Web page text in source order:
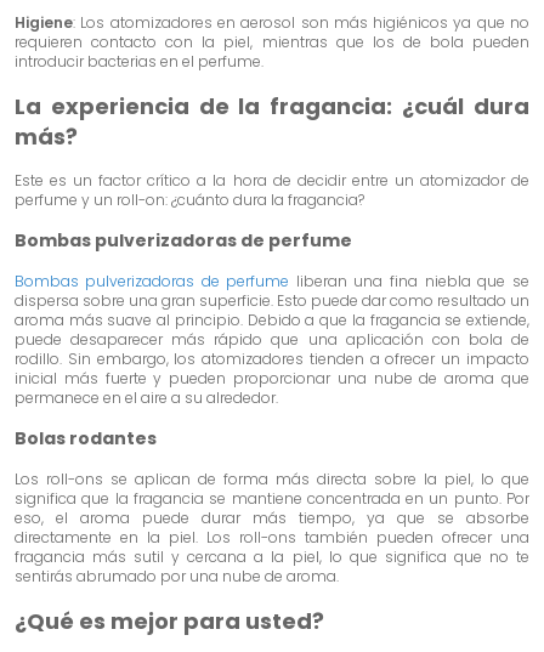
Higiene: Los atomizadores en aerosol son más higiénicos ya que no
requieren contacto con la piel, mientras que los de bola pueden
introducir bacterias en el perfume.
La experiencia de la fragancia: ¿cuál dura
más?
Este es un factor crítico a la hora de decidir entre un atomizador de
perfume y un roll-on: ¿cuánto dura la fragancia?
Bombas pulverizadoras de perfume
Bombas pulverizadoras de perfume liberan una fina niebla que se
dispersa sobre una gran superficie. Esto puede dar como resultado un
aroma más suave al principio. Debido a que la fragancia se extiende,
puede desaparecer más rápido que una aplicación con bola de
rodillo. Sin embargo, los atomizadores tienden a ofrecer un impacto
inicial más fuerte y pueden proporcionar una nube de aroma que
permanece en el aire a su alrededor.
Bolas rodantes
Los roll-ons se aplican de forma más directa sobre la piel, lo que
significa que la fragancia se mantiene concentrada en un punto. Por
eso, el aroma puede durar más tiempo, ya que se absorbe
directamente en la piel. Los roll-ons también pueden ofrecer una
fragancia más sutil y cercana a la piel, lo que significa que no te
sentirás abrumado por una nube de aroma.
¿Qué es mejor para usted?